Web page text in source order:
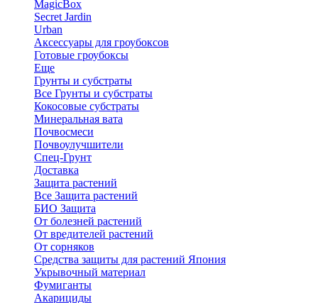
MagicBox
Secret Jardin
Urban
Аксессуары для гроубоксов
Готовые гроубоксы
Еще
Грунты и субстраты
Все Грунты и субстраты
Кокосовые субстраты
Минеральная вата
Почвосмеси
Почвоулучшители
Спец-Грунт
Доставка
Защита растений
Все Защита растений
БИО Защита
От болезней растений
От вредителей растений
От сорняков
Средства защиты для растений Япония
Укрывочный материал
Фумиганты
Акарициды